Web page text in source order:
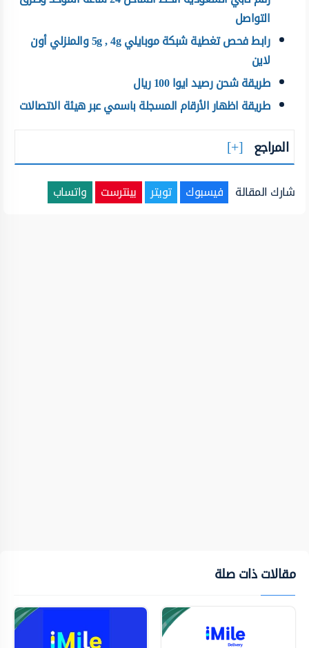
التواصل
رابط فحص تغطية شبكة موبايلي 5g , 4g والمنزلي أون
لاين
طريقة شحن رصيد ايوا 100 ريال
طريقة اظهار الأرقام المسجلة باسمي عبر هيئة الاتصالات
المراجع
شارك المقالة فيسبوك تويتر بينترست واتساب
مقالات ذات صلة